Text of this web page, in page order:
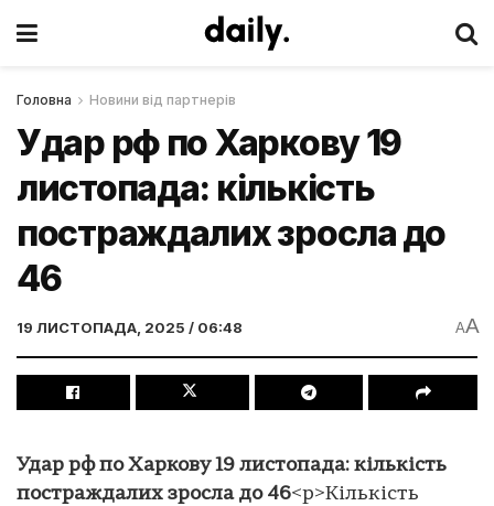
Головна Новини від партнерів
Удар рф по Харкову 19
листопада: кількість
постраждалих зросла до
46
19 ЛИСТОПАДА, 2025 / 06:48 AA
Удар рф по Харкову 19 листопада: кількість
постраждалих зросла до 46<p>Кількість